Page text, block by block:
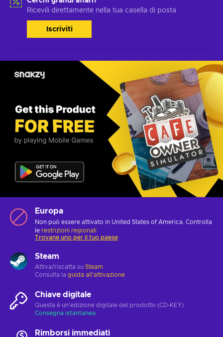
Ricevili direttamente nella tua casella di posta
Iscriviti
Europa
Non può essere attivato in United States of America. Controlla
le restrizioni regionali
Trovane uno per il tuo paese
Steam
Attiva/riscatta su Steam
Consulta la guida all'attivazione
Chiave digitale
Questa è un'edizione digitale del prodotto (CD-KEY)
Consegna istantanea
Rimborsi immediati